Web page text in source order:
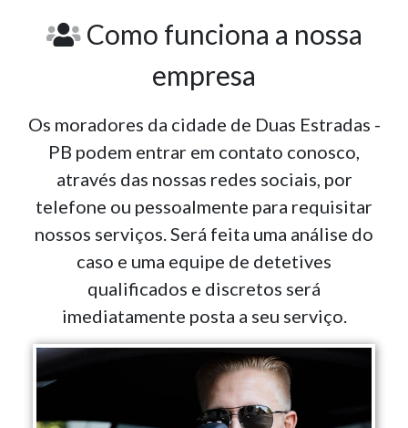
Como funciona a nossa
empresa
Os moradores da cidade de Duas Estradas -
PB podem entrar em contato conosco,
através das nossas redes sociais, por
telefone ou pessoalmente para requisitar
nossos serviços. Será feita uma análise do
caso e uma equipe de detetives
qualificados e discretos será
imediatamente posta a seu serviço.